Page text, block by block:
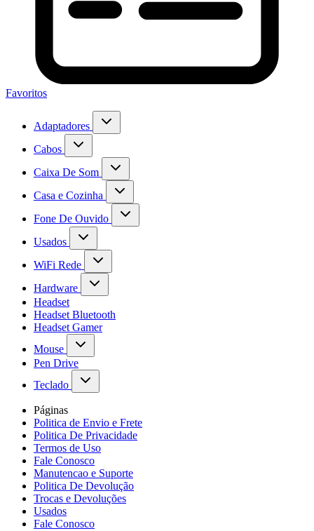
Favoritos
Adaptadores
Cabos
Caixa De Som
Casa e Cozinha
Fone De Ouvido
Usados
WiFi Rede
Hardware
Headset
Headset Bluetooth
Headset Gamer
Mouse
Pen Drive
Teclado
Páginas
Politica de Envio e Frete
Politica De Privacidade
Termos de Uso
Fale Conosco
Manutencao e Suporte
Politica De Devolução
Trocas e Devoluções
Usados
Fale Conosco